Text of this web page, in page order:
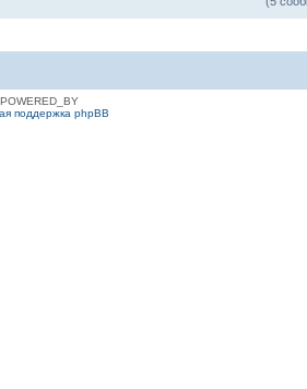
POWERED_BY
поддержка phpBB